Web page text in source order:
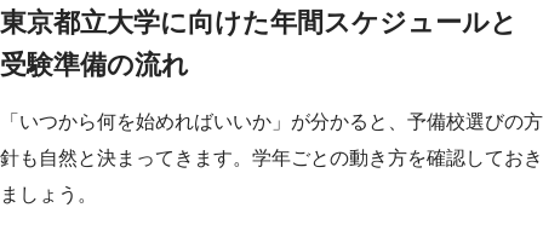
東京都立大学に向けた年間スケジュールと
受験準備の流れ
「いつから何を始めればいいか」が分かると、予備校選びの方
針も自然と決まってきます。学年ごとの動き方を確認しておき
ましょう。